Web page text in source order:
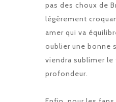
pas des choux de
légèrement
amer qui va
oublier une bonne
viendra sublimer le
profondeur.